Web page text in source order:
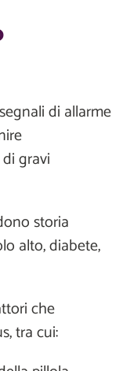
di allarme
gravi
storia
alto, diabete,
che
tra cui: